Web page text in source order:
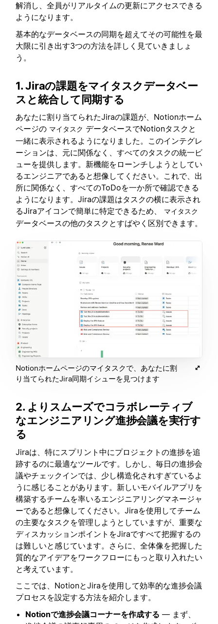
解消し、全員がリアルタイムの更新にアクセスできる
ようになります。
基本的なデータベースの同期を超えてその可能性を最
大限に引き出す3つの方法を詳しく見ていきましょ
う。
1. Jiraの課題をマイタスクデータベー
スと統合して同期する
あなたに割り当てられたJiraの課題が、Notionホーム
ページの マイタスク データベースでNotionタスクと
一緒に表示されるようになりました。このインテグレ
ーションは、元に関係なく、すべてのタスクの統一ビ
ューを提供します。新機能をローンチしようとしてい
るエンジニアであると想像してください。これで、出
所に関係なく、すべてのToDoを一か所で確認できる
ようになります。Jiraの課題はタスクの横に表示され
るJiraアイコンで簡単に特定できるため、
マイタスク
データベースの他のタスクとすばやく区別できます。
Notionホームページのマイタスクで、あなたに割
り当てられたJira同期イシューを見つけます
2. よりスムーズでコラボレーティブ
なエンジニアリング進捗会議を実行す
る
Jiraは、特にスプリント中にプロジェクトの進捗を追
跡するのに最適なツールです。しかし、毎日の進捗会
議やチェックインでは、少し構造化されすぎているよ
うに感じることがあります。新しいモバイルアプリを
構築するチームを率いるエンジニアリングマネージャ
ーであると想像してください。Jiraを使用してチーム
の主要なタスクを管理しようとしていますが、重要な
ディスカッションポイントをJiraですべて把握するの
は難しいと感じています。さらに、全体像を把握した
質的なアイデアをワークフローにもっと取り入れたい
と考えています。
ここでは、NotionとJiraを使用して効率的な進捗会議
プロセスを設定する方法を紹介します。
Notionで進捗会議コーナーを作成する — まず、